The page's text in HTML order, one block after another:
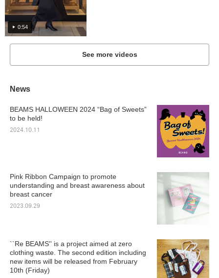
0:54
See more videos
News
BEAMS HALLOWEEN 2024 “Bag of Sweets”
to be held!
2024.10.11
Pink Ribbon Campaign to promote
understanding and breast awareness about
breast cancer
2023.09.29
``Re BEAMS'' is a project aimed at zero
clothing waste. The second edition including
new items will be released from February
10th (Friday)